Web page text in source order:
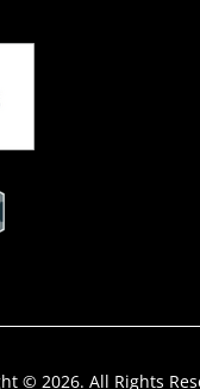
© 2026. All Rights